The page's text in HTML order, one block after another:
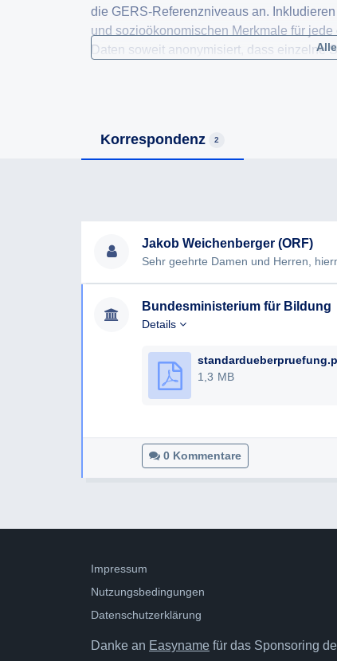
die GERS-Referenzniveaus an.
und sozioökonomischen Merkmale für
Daten soweit anonymisiert, dass einzelne
Korrespondenz 2
Jakob Weichenberger (ORF)
Bundesministerium für Bildung
Details
1,3 MB
0 Kommentare
Impressum
Nutzungsbedingungen
Datenschutzerklärung
Danke an Easyname für das Sponsoring